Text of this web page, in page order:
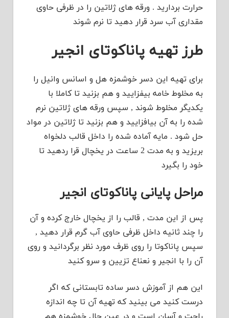
حرارت بردارید . ورقه های ژلاتین را در ظرفی حاوی
مقداری آب سرد قرار دهید تا نرم شوند
طرز تهیه پاناکوتای انجیر
برای تهیه این دسر خوشمزه هل و اسانس وانیل را
به مخلوط خامه بیفزایید و هم بزنید تا کاملا با
یکدیگر مخلوط شوند , سپس ورقه های ژلاتین نرم
شده را به آن بیافزایید و هم بزنید تا ژلاتین در مواد
حل شود . مایه آماده شده را داخل قالب دلخواه
بریزید و به مدت 2 ساعت در یخچال قرا ردهید تا
خود را بگیرد
مراحل پایانی پاناکوتای انجیر
پس از این مدت , قالب را از یخچال خارج کرده و آن
را چند ثانیه داخل ظرفی حاوی آب گرم قرار دهید ,
سپس پاناکوتا را روی ظرف مورد نظر برگردانید و روی
آن را با انجیر و نعناع تزیین و سرو کنید
این هم از آموزش دسر ساده تابستانی که اگر
درست کنید می بینید که تهیه آن تا چه اندازه